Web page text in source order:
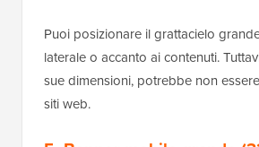
Puoi posizionare il grattacielo
laterale o accanto ai contenuti.
sue dimensioni, potrebbe non
siti web.